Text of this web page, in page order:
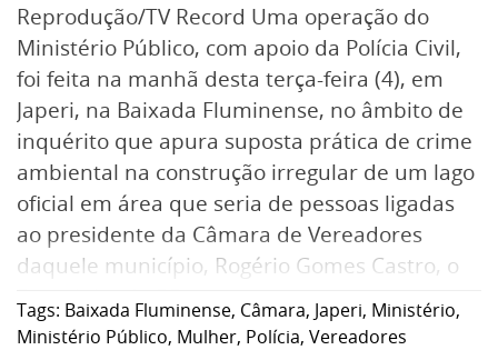
Reprodução/TV Record Uma operação do
Ministério Público, com apoio da Polícia Civil,
foi feita na manhã desta terça-feira (4), em
Japeri, na Baixada Fluminense, no âmbito de
inquérito que apura suposta prática de crime
ambiental na construção irregular de um lago
oficial em área que seria de pessoas ligadas
ao presidente da Câmara de Vereadores
daquele município, Rogério Gomes Castro, o
Rogerinho da RR.
Tags: Baixada Fluminense, Câmara, Japeri, Ministério,
Ministério Público, Mulher, Polícia, Vereadores